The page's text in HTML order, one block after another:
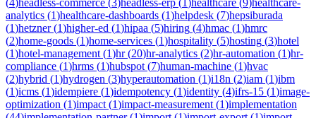
analytics (1)healthcare-dashboards (1)helpdesk (7)hepsiburada
(1)hetzner(1)higher-ed (1)hipaa (5)hiring (4)hmac (1)hmrc
(2)home-goods (1)home-services (1)hospitality (5)hosting (3)hotel
(1)hotel-management (1)hr(20)hr-analytics (2)hr-automation (1)hr-
compliance (1)hrms (1)hubspot (7)human-machine (1)hvac
(2)hybrid (1)hydrogen (3)hyperautomation (1)i18n (2)iam (1)ibm
(1)icms (1)idempiere (1)idempotency (1)identity (4)ifrs-15 (1)image-
optimization (1)impact (1)impact-measurement (1)implementation